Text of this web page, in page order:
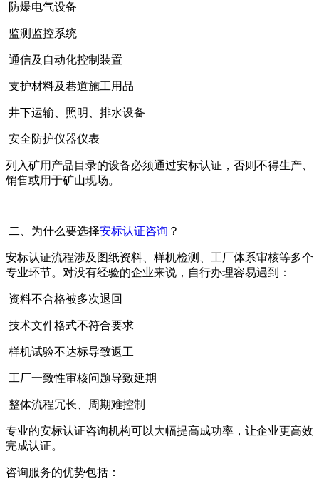
防爆电气设备
监测监控系统
通信及自动化控制装置
支护材料及巷道施工用品
井下运输、照明、排水设备
安全防护仪器仪表
列入矿用产品目录的设备必须通过安标认证，否则不得生产、
销售或用于矿山现场。
二、为什么要选择安标认证咨询 ？
安标认证流程涉及图纸资料、样机检测、工厂体系审核等多个
专业环节。对没有经验的企业来说，自行办理容易遇到：
资料不合格被多次退回
技术文件格式不符合要求
样机试验不达标导致返工
工厂一致性审核问题导致延期
整体流程冗长、周期难控制
专业的安标认证咨询机构可以大幅提高成功率，让企业更高效
完成认证。
咨询服务的优势包括：